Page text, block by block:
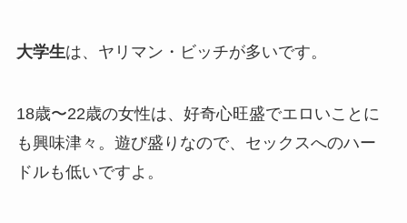
大学生は、ヤリマン・ビッチが多いです。
18歳〜22歳の女性は、好奇心旺盛でエロいことに
も興味津々。遊び盛りなので、セックスへのハー
ドルも低いですよ。